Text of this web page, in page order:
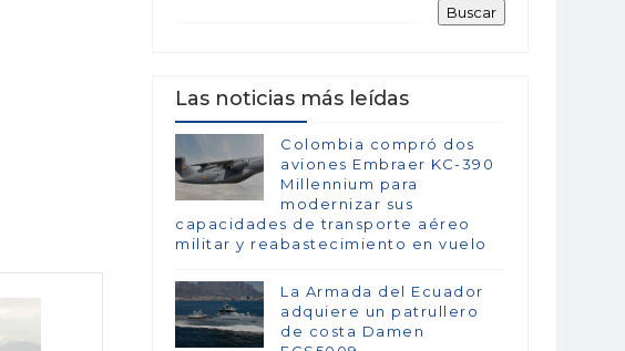
Las noticias más leídas
Colombia compró dos
aviones Embraer KC-390
Millennium para
modernizar sus
capacidades de transporte aéreo
militar y reabastecimiento en vuelo
La Armada del Ecuador
adquiere un patrullero
de costa Damen